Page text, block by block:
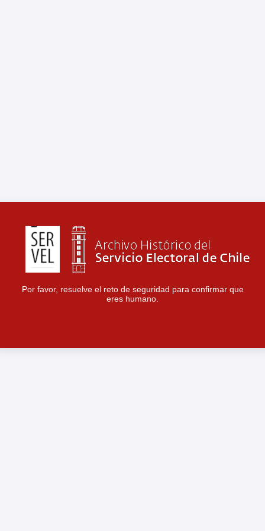
Por favor, resuelve el reto de seguridad para confirmar que
eres humano.